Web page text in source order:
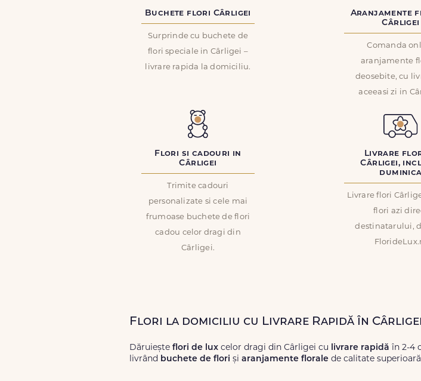
Buchete flori Cârligei
Surprinde cu buchete de
flori speciale in Cârligei –
livrare rapida la domiciliu.
Aranjamente
Cârligei
Comanda
aranjamente
deosebite, cu
aceeasi zi in
Flori si cadouri in
Cârligei
Trimite cadouri
personalizate si cele mai
frumoase buchete de flori
cadou celor dragi din
Cârligei.
Livrare
Cârligei,
duminica
Livrare flori
flori azi
destinatarului,
Flori la domiciliu cu Livrare Rapidă în
Dăruiește flori de lux celor dragi din Cârligei cu livrare rapidă în 2-4
livrând buchete de flori și aranjamente florale de calitate